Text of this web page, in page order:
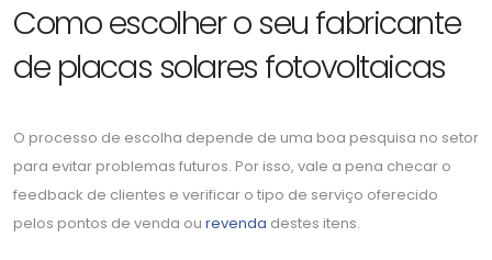
Como escolher o seu fabricante
de placas solares fotovoltaicas
O processo de escolha depende de uma boa pesquisa no setor
para evitar problemas futuros. Por isso, vale a pena checar o
feedback de clientes e verificar o tipo de serviço oferecido
pelos pontos de venda ou revenda destes itens.